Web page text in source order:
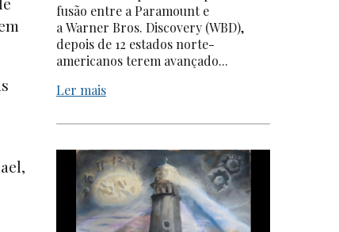
fusão entre a Paramount e
a Warner Bros. Discovery (WBD),
depois de 12 estados norte-
americanos terem avançado...
Ler mais